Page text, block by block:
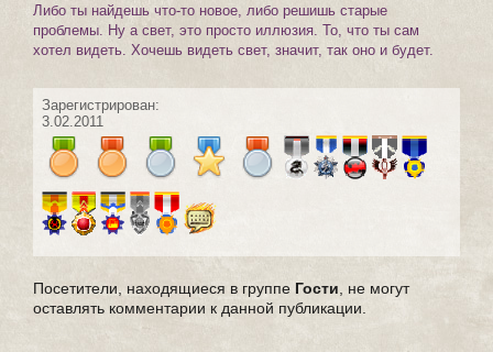
Либо ты найдешь что-то новое, либо решишь старые
проблемы. Ну а свет, это просто иллюзия. То, что ты сам
хотел видеть. Хочешь видеть свет, значит, так оно и будет.
Зарегистрирован:
3.02.2011
Посетители, находящиеся в группе Гости , не могут
оставлять комментарии к данной публикации.